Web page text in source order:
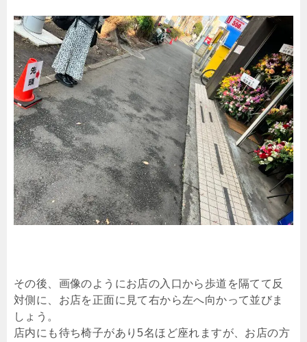
その後、画像のようにお店の入口から歩道を隔てて反
対側に、お店を正面に見て右から左へ向かって並びま
しょう。
店内にも待ち椅子があり5名ほど座れますが、お店の方